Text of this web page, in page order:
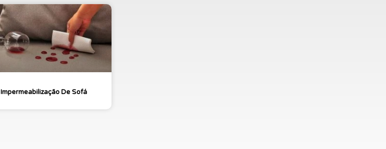
Impermeabilização De Sofá